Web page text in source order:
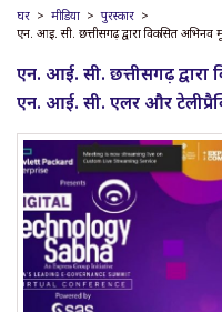
घर मीडिया
पुरस्कार
एन. आई. सी. छत्तीसगढ़ द्वारा विकसित
एन. आई. सी. छत्तीसगढ़
एन. आई. सी. एलर और